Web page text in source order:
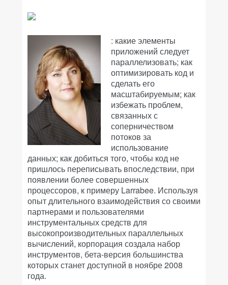
: какие элементы
приложений следует
параллелизовать; как
оптимизировать код и
сделать его
масштабируемым; как
избежать проблем,
связанных с
соперничеством
потоков за
использование
данных; как добиться того, чтобы код не
пришлось переписывать впоследствии, при
появлении более совершенных
процессоров, к примеру Larrabee. Используя
опыт длительного взаимодействия со своими
партнерами и пользователями
инструментальных средств для
высокопроизводительных параллельных
вычислений, корпорация создала набор
инструментов, бета-версия большинства
которых станет доступной в ноябре 2008
года.